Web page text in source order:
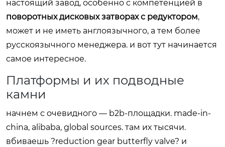
настоящий завод, особенно с компетенцией в
поворотных дисковых затворах с редуктором,
может и не иметь англоязычного, а тем более
русскоязычного менеджера. и вот тут начинается
самое интересное.
Платформы и их подводные
камни
начнем с очевидного — b2b-площадки. made-in-
china, alibaba, global sources. там их тысячи.
вбиваешь ?reduction gear butterfly valve? и